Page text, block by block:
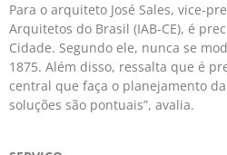
Para o arquiteto José Sales, vice-
Arquitetos do Brasil (IAB-CE), é
Cidade. Segundo ele, nunca se
1875. Além disso, ressalta que é
central que faça o planejamento
soluções são pontuais”, avalia.